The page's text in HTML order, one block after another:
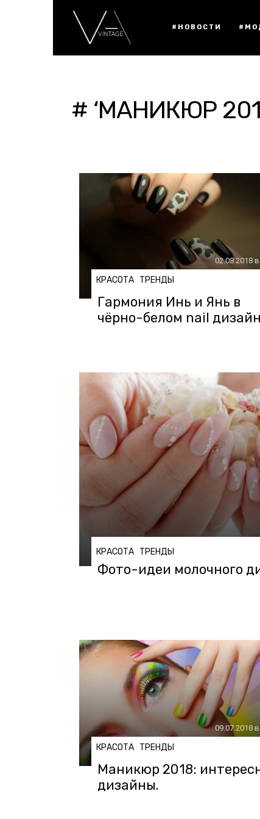
#НОВОСТИ
# ‘МАНИКЮР
02.08.2018
КРАСОТА ТРЕНДЫ
Гармония Инь и Янь в
чёрно-белом nail
КРАСОТА ТРЕНДЫ
Фото-идеи молочного
09.07.2018
КРАСОТА ТРЕНДЫ
Маникюр 2018:
дизайны.